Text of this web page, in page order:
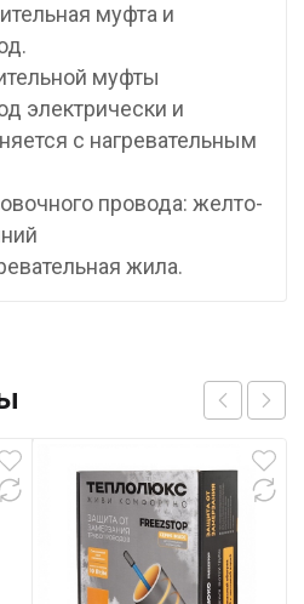
муфта и
муфты
электрически и
с нагревательным
провода: желто-
жила.